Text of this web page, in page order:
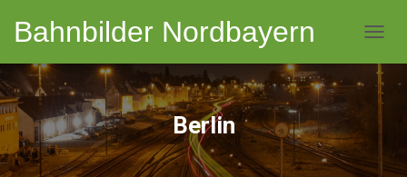
Bahnbilder Nordbayern
Berlin